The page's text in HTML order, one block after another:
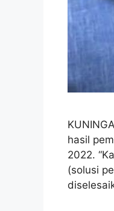
hasil
2022.
(solusi